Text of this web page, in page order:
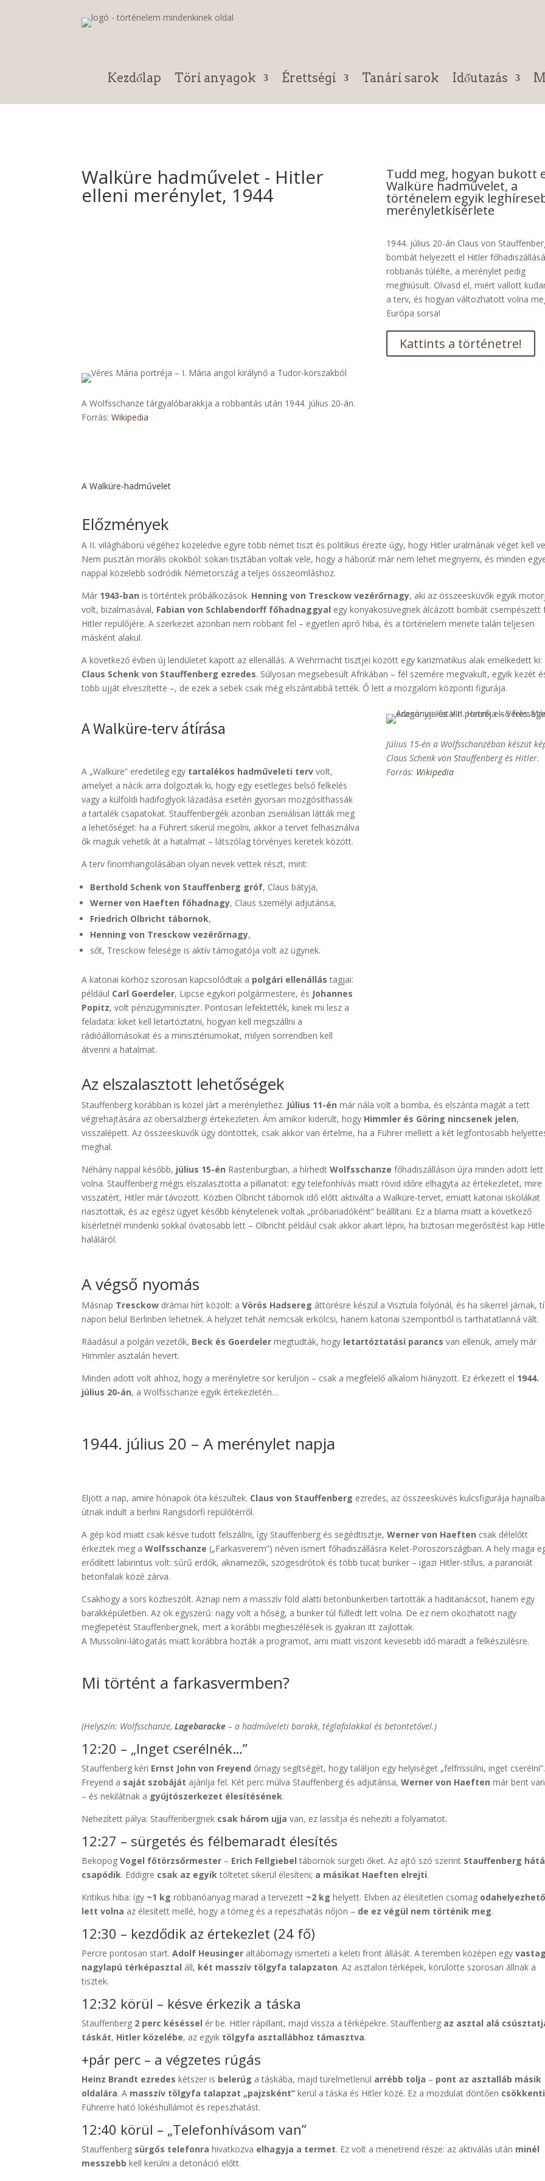
Kezdőlap Töri anyagok Érettségi Tanári sarok Időutazás
Walküre hadművelet - Hitler
elleni merénylet, 1944
Tudd meg, hogyan bukott
Walküre hadművelet, a
történelem egyik
merényletkísérlete
1944. július 20-án Claus von
bombát helyezett el Hitler
robbanás túlélte, a merénylet pedig
meghiúsult. Olvasd el, miért vallott
a terv, és hogyan változhatott volna
Európa sorsa!
Kattints a történetre!
A Wolfsschanze tárgyalóbarakkja a robbantás után 1944. július 20-án.
Forrás:Wikipedia
A Walküre-hadművelet
Előzmények
A II. világháború végéhez közeledve egyre több német tiszt és politikus érezte úgy, hogy Hitler uralmának véget kell
Nem pusztán morális okokból: sokan tisztában voltak vele, hogy a háborút már nem lehet megnyerni, és minden
nappal közelebb sodródik Németország a teljes összeomláshoz.
Már 1943-ban is történtek próbálkozások. Henning von Tresckow vezérőrnagy, aki az összeesküvők egyik
volt, bizalmasával, Fabian von Schlabendorff főhadnaggyal egy konyakosüvegnek álcázott bombát csempészett
Hitler repülőjére. A szerkezet azonban nem robbant fel – egyetlen apró hiba, és a történelem menete talán teljesen
másként alakul.
A következő évben új lendületet kapott az ellenállás. A Wehrmacht tisztjei között egy karizmatikus alak emelkedett ki:
Claus Schenk von Stauffenberg ezredes. Súlyosan megsebesült Afrikában – fél szemére megvakult, egyik kezét
több ujját elveszítette –, de ezek a sebek csak még elszántabbá tették. Ő lett a mozgalom központi figurája.
A Walküre-terv átírása
A „Walküre” eredetileg egy tartalékos hadműveleti terv volt,
amelyet a nácik arra dolgoztak ki, hogy egy esetleges belső felkelés
vagy a külföldi hadifoglyok lázadása esetén gyorsan mozgósíthassák
a tartalék csapatokat. Stauffenbergék azonban zseniálisan látták meg
a lehetőséget: ha a Führert sikerül megölni, akkor a tervet felhasználva
ők maguk vehetik át a hatalmat – látszólag törvényes keretek között.
A terv finomhangolásában olyan nevek vettek részt, mint:
Berthold Schenk von Stauffenberg gróf, Claus bátyja,
Werner von Haeften főhadnagy, Claus személyi adjutánsa,
Friedrich Olbricht tábornok,
Henning von Tresckow vezérőrnagy,
sőt, Tresckow felesége is aktív támogatója volt az ügynek.
A katonai körhöz szorosan kapcsolódtak a polgári ellenállás tagjai:
például Carl Goerdeler, Lipcse egykori polgármestere, és Johannes
Popitz, volt pénzügyminiszter. Pontosan lefektették, kinek mi lesz a
feladata: kiket kell letartóztatni, hogyan kell megszállni a
rádióállomásokat és a minisztériumokat, milyen sorrendben kell
átvenni a hatalmat.
Július 15-én a Wolfsschanzéban készüt
Claus Schenk von Stauffenberg és Hitler.
Forrás: Wikipedia
Az elszalasztott lehetőségek
Stauffenberg korábban is közel járt a merénylethez. Július 11-én már nála volt a bomba, és elszánta magát a tett
végrehajtására az obersalzbergi értekezleten. Ám amikor kiderült, hogy Himmler és Göring nincsenek jelen,
visszalépett. Az összeesküvők úgy döntöttek, csak akkor van értelme, ha a Führer mellett a két legfontosabb
meghal.
Néhány nappal később, július 15-én Rastenburgban, a hírhedtWolfsschanze főhadiszálláson újra minden adott lett
volna. Stauffenberg mégis elszalasztotta a pillanatot: egy telefonhívás miatt rövid időre elhagyta az értekezletet, mire
visszatért, Hitler már távozott. Közben Olbricht tábornok idő előtt aktiválta a Walküre-tervet, emiatt katonai iskolákat
riasztottak, és az egész ügyet később kénytelenek voltak „próbariadóként” beállítani. Ez a blama miatt a következő
kísérletnél mindenki sokkal óvatosabb lett – Olbricht például csak akkor akart lépni, ha biztosan megerősítést kap
haláláról.
A végső nyomás
Másnap Tresckow drámai hírt közölt: aVörös Hadsereg áttörésre készül a Visztula folyónál, és ha sikerrel járnak,
napon belül Berlinben lehetnek. A helyzet tehát nemcsak erkölcsi, hanem katonai szempontból is tarthatatlanná vált.
Ráadásul a polgári vezetők, Beck és Goerdeler megtudták, hogy letartóztatási parancs van ellenük, amely már
Himmler asztalán hevert.
Minden adott volt ahhoz, hogy a merényletre sor kerüljön – csak a megfelelő alkalom hiányzott. Ez érkezett el 1944.
július 20-án, a Wolfsschanze egyik értekezletén…
1944. július 20 – A merénylet napja
Eljött a nap, amire hónapok óta készültek. Claus von Stauffenberg ezredes, az összeesküvés kulcsfigurája
útnak indult a berlini Rangsdorfi repülőtérről.
A gép köd miatt csak késve tudott felszállni, így Stauffenberg és segédtisztje,Werner von Haeften csak délelőtt
érkeztek meg aWolfsschanze („Farkasverem”) néven ismert főhadiszállásra Kelet-Poroszországban. A hely maga
erődített labirintus volt: sűrű erdők, aknamezők, szögesdrótok és több tucat bunker – igazi Hitler-stílus, a paranoiát
betonfalak közé zárva.
Csakhogy a sors közbeszólt. Aznap nem a masszív föld alatti betonbunkerben tartották a haditanácsot, hanem egy
barakképületben. Az ok egyszerű: nagy volt a hőség, a bunker túl fülledt lett volna. De ez nem okozhatott nagy
meglepetést Stauffenbergnek, mert a korábbi megbeszélések is gyakran itt zajlottak.
A Mussolini-látogatás miatt korábbra hozták a programot, ami miatt viszont kevesebb idő maradt a felkészülésre.
Mi történt a farkasvermben?
(Helyszín: Wolfsschanze,Lagebaracke – a hadműveleti barakk, téglafalakkal és betontetővel.)
12:20 – „Inget cserélnék…”
Stauffenberg kéri Ernst John von Freyend őrnagy segítségét, hogy találjon egy helyiséget „felfrissülni, inget cserélni”.
Freyend a saját szobáját ajánlja fel. Két perc múlva Stauffenberg és adjutánsa,Werner von Haeften már bent
– és nekilátnak a gyújtószerkezet élesítésének.
Nehezített pálya: Stauffenbergnek csak három ujja van, ez lassítja és nehezíti a folyamatot.
12:27 – sürgetés és félbemaradt élesítés
BekopogVogel főtörzsőrmester – Erich Fellgiebel tábornok sürgeti őket. Az ajtó szó szerint Stauffenberg
csapódik. Eddigre csak az egyik töltetet sikerül élesíteni; a másikat Haeften elrejti.
Kritikus hiba: így ~1 kg robbanóanyag marad a tervezett ~2 kg helyett. Elvben az élesítetlen csomag odahelyezhető
lett volna az élesített mellé, hogy a tömeg és a repeszhatás nőjön – de ez végül nem történik meg.
12:30 – kezdődik az értekezlet (24 fő)
Percre pontosan start.Adolf Heusinger altábornagy ismerteti a keleti front állását. A teremben középen egy
nagylapú térképasztal áll, két masszív tölgyfa talapzaton. Az asztalon térképek, körülötte szorosan állnak a
tisztek.
12:32 körül – késve érkezik a táska
Stauffenberg 2 perc késéssel ér be. Hitler rápillant, majd vissza a térképekre. Stauffenberg az asztal alá
táskát, Hitler közelébe, az egyik tölgyfa asztallábhoz támasztva.
+pár perc – a végzetes rúgás
Heinz Brandt ezredes kétszer is belerúg a táskába, majd türelmetlenül arrébb tolja – pont az asztalláb másik
oldalára. A masszív tölgyfa talapzat „pajzsként” kerül a táska és Hitler közé. Ez a mozdulat döntően csökkenti
Führerre ható lökéshullámot és repeszhatást.
12:40 körül – „Telefonhívásom van”
Stauffenberg sürgős telefonra hivatkozva elhagyja a termet. Ez volt a menetrend része: az aktiválás után minél
messzebb kell kerülni a detonáció előtt.